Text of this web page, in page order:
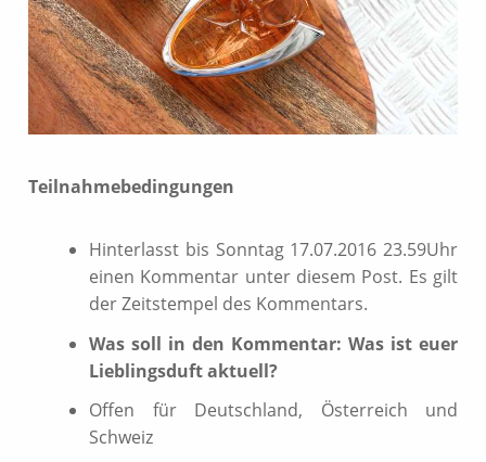
Teilnahmebedingungen
Hinterlasst bis Sonntag 17.07.2016 23.59Uhr
einen Kommentar unter diesem Post. Es gilt
der Zeitstempel des Kommentars.
Was soll in den Kommentar: Was ist euer
Lieblingsduft aktuell?
Offen für Deutschland, Österreich und
Schweiz